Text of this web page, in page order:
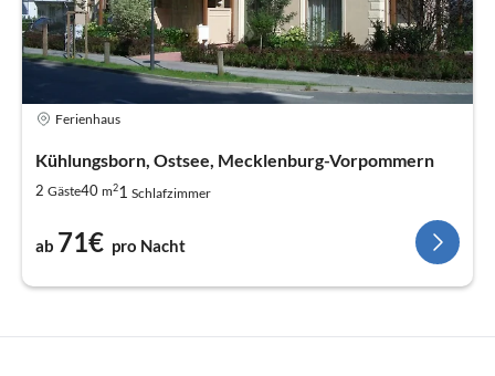
Ferienhaus
Kühlungsborn, Ostsee, Mecklenburg-Vorpommern
2 Gäste40 m21 Schlafzimmer
ab 71€ pro Nacht